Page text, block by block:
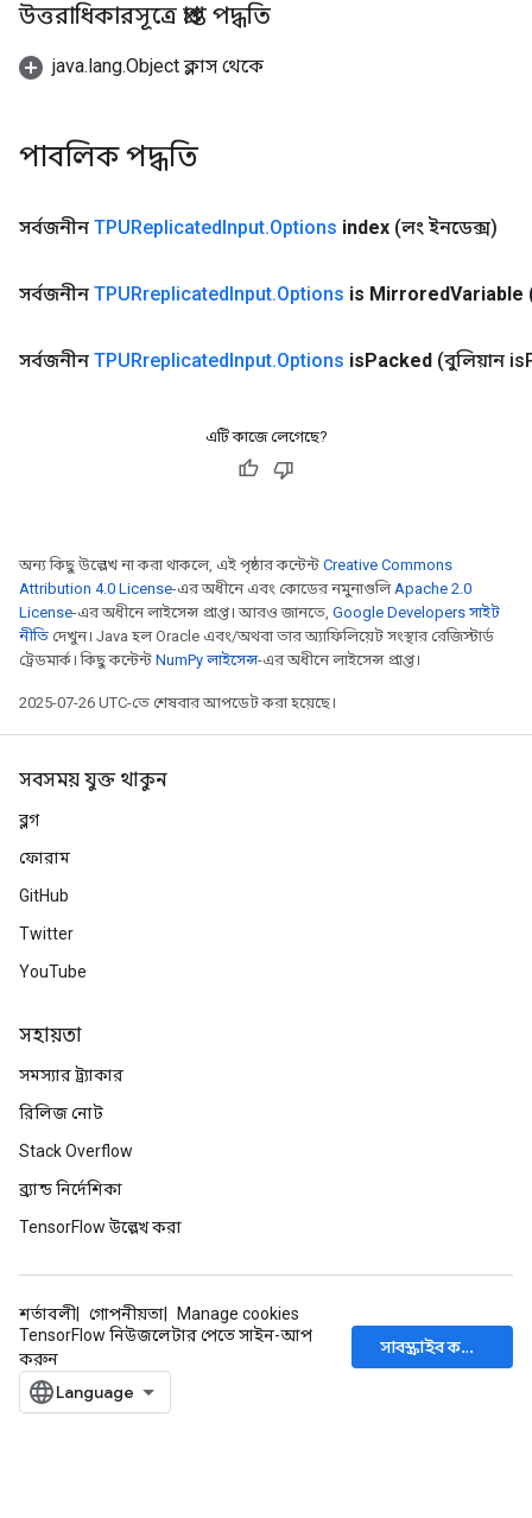
উত্তরাধিকারসূত্রে প্রাপ্ত পদ্ধতি
java.lang.Object ক্লাস থেকে
পাবলিক পদ্ধতি
সর্বজনীন TPUReplicatedInput.Options index (লং ইনডেক্স)
সর্বজনীন TPURreplicatedInput.Options is MirroredVariable
সর্বজনীন TPURreplicatedInput.Options isPacked (বুলিয়ান is
এটি কাজে লেগেছে?
অন্য কিছু উল্লেখ না করা থাকলে, এই পৃষ্ঠার কন্টেন্ট Creative Commons
Attribution 4.0 License-এর অধীনে এবং কোডের নমুনাগুলিApache 2.0
License-এর অধীনে লাইসেন্স প্রাপ্ত। আরও জানতে, Google Developers সাইট
নীতি দেখুন। Java হল Oracle এবং/অথবা তার অ্যাফিলিয়েট সংস্থার রেজিস্টার্ড
ট্রেডমার্ক। কিছু কন্টেন্ট NumPy লাইসেন্স-এর অধীনে লাইসেন্স প্রাপ্ত।
2025-07-26 UTC-তে শেষবার আপডেট করা হয়েছে।
সবসময় যুক্ত থাকুন
ব্লগ
ফোরাম
GitHub
Twitter
YouTube
সহায়তা
সমস্যার ট্র্যাকার
রিলিজ নোট
Stack Overflow
ব্র্যান্ড নির্দেশিকা
TensorFlow উল্লেখ করা
শর্তাবলী গোপনীয়তা
Manage cookies
TensorFlow নিউজলেটার পেতে সাইন-আপ
করুন
সাবস্ক্রাইব করুন